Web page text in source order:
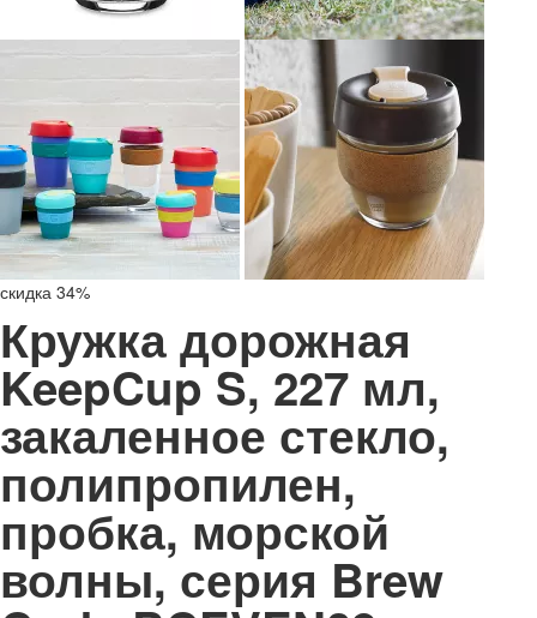
скидка 34%
Кружка дорожная
KeepCup S, 227 мл,
закаленное стекло,
полипропилен,
пробка, морской
волны, серия Brew